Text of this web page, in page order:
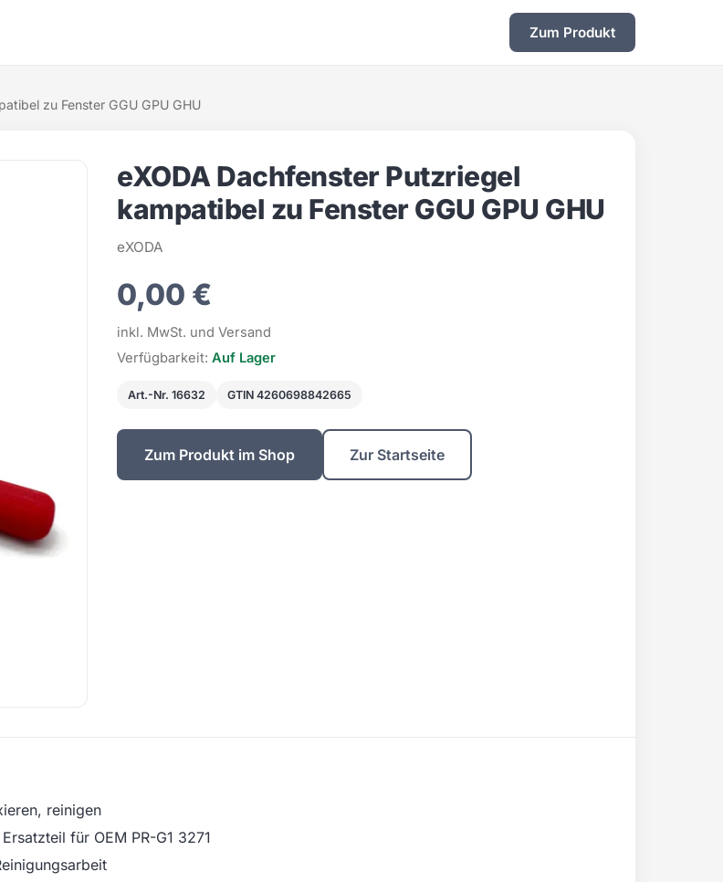
Zum Produkt
zu Fenster GGU GPU GHU
eXODA Dachfenster Putzriegel
kampatibel zu Fenster GGU GPU GHU
eXODA
0,00 €
inkl. MwSt. und Versand
Verfügbarkeit: Auf Lager
Art.-Nr. 16632 GTIN 4260698842665
Zum Produkt im Shop Zur Startseite
reinigen
für OEM PR-G1 3271